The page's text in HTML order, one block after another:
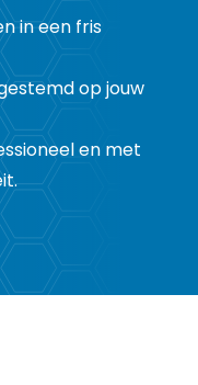
in een fris
op jouw
en met